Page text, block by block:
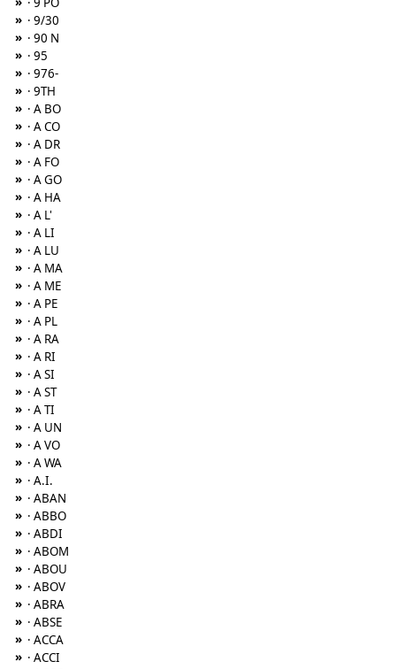
» · 9/30
» · 90 N
» · 95
» · 976-
» · 9TH
» · A BO
» · A CO
» · A DR
» · A FO
» · A GO
» · A HA
» · A L'
» · A LI
» · A LU
» · A MA
» · A ME
» · A PE
» · A PL
» · A RA
» · A RI
» · A SI
» · A ST
» · A TI
» · A UN
» · A VO
» · A WA
» · A.I.
» · ABAN
» · ABBO
» · ABDI
» · ABOM
» · ABOU
» · ABOV
» · ABRA
» · ABSE
» · ACCA
» · ACCI